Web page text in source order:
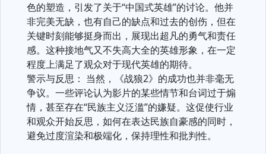
色的塑造，引发了关于“中国式英雄”的讨论。他并
非完美无缺，也有自己的缺点和过去的创伤，但在
关键时刻能够挺身而出，展现出超凡的勇气和责任
感。这种接地气又不失高大全的英雄形象，在一定
程度上满足了观众对于现代英雄的期待。
警示与反思： 当然，《战狼2》的成功也并非毫无
争议。一些评论认为影片的某些情节和台词过于煽
情，甚至存在“民族主义泛滥”的嫌疑。这促使行业
和观众开始反思，如何在表达民族自豪感的同时，
避免过度渲染和极端化，保持理性和批判性。